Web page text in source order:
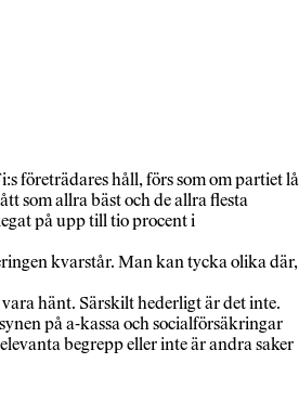
företrädares håll, förs som om partiet
som allra bäst och de allra flesta
på upp till tio procent i
kvarstår. Man kan tycka olika där,
hänt. Särskilt hederligt är det inte.
på a-kassa och socialförsäkringar
begrepp eller inte är andra saker